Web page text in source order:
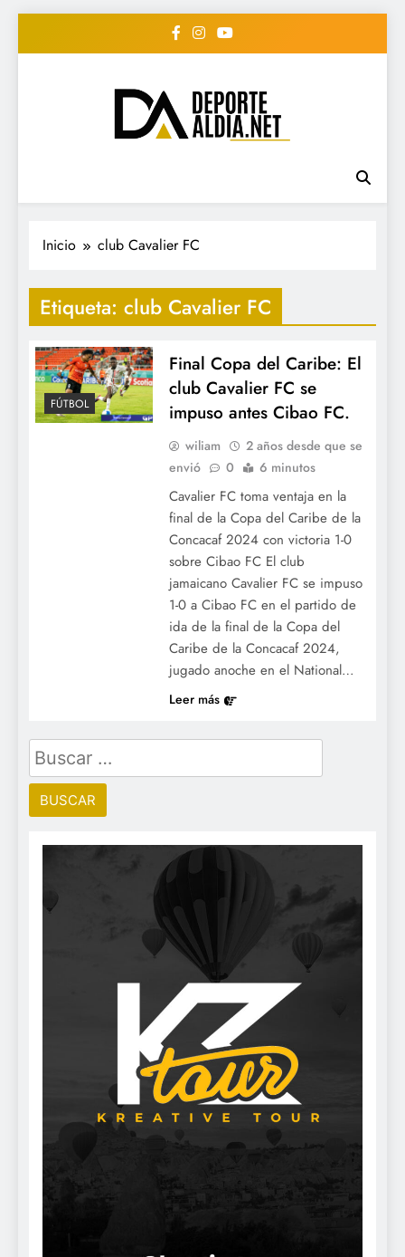
• DEPORTE AL DIA •
"Periodico Deportivo
Digital"
#deportealdiard #deportealdiaperiodico
Inicio club Cavalier FC
Etiqueta: club Cavalier FC
FÚTBOL
Final Copa del Caribe: El
club Cavalier FC se
impuso antes Cibao FC.
wiliam
2 años desde que se
envió
0 6 minutos
Cavalier FC toma ventaja en la
final de la Copa del Caribe de la
Concacaf 2024 con victoria 1-0
sobre Cibao FC El club
jamaicano Cavalier FC se impuso
1-0 a Cibao FC en el partido de
ida de la final de la Copa del
Caribe de la Concacaf 2024,
jugado anoche en el National…
Leer más
Buscar: